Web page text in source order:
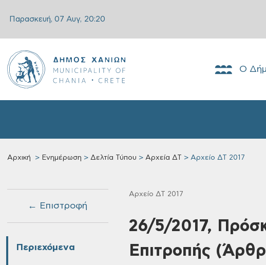
Παρασκευή, 07 Αυγ, 20:20
Ο
Αρχική Ενημέρωση Δελτία Τύπου Αρχεία ΔΤ Αρχείο ΔΤ 2017
← Επιστροφή
Περιεχόμενα
Αρχείο ΔΤ 2017
26/5/2017,
Επιτροπής